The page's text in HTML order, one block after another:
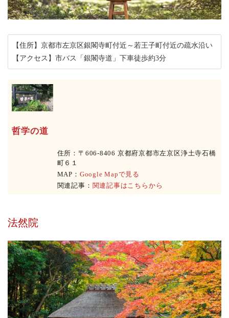
【住所】京都市左京区銀閣寺町付近～若王子町付近の疏水沿い
【アクセス】市バス「銀閣寺道」下車徒歩約3分
哲学の道
住所：〒606-8406 京都府京都市左京区浄土寺石橋
町６１
MAP： Google Mapで見る
関連記事： 関連記事はこちらから
法然院